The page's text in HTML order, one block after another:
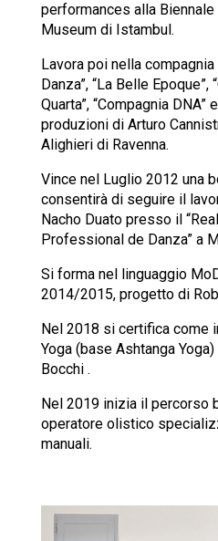
performances alla
Museum di Istambul.
Lavora poi nella
Danza”, “La Belle Epoque”,
Quarta”, “Compagnia
produzioni di Arturo
Alighieri di Ravenna.
Vince nel Luglio 2012 una
consentirà di seguire il
Nacho Duato presso il
Professional de Danza” a
Si forma nel linguaggio
2014/2015, progetto di
Nel 2018 si certifica come
Yoga (base Ashtanga
Bocchi .
Nel 2019 inizia il percorso
operatore olistico
manuali.